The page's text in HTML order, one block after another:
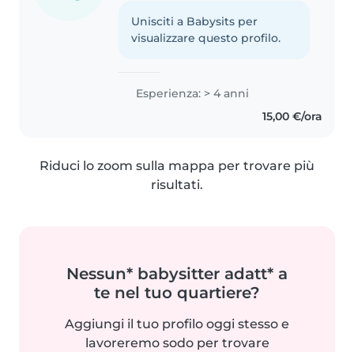
Unisciti a Babysits per
visualizzare questo profilo.
Esperienza: > 4 anni
15,00 €/ora
Riduci lo zoom sulla mappa per trovare più
risultati.
Nessun* babysitter adatt* a
te nel tuo quartiere?
Aggiungi il tuo profilo oggi stesso e
lavoreremo sodo per trovare